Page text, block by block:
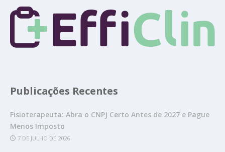
Publicações Recentes
Fisioterapeuta: Abra o CNPJ Certo Antes de 2027 e Pague
Menos Imposto
7 DE JULHO DE 2026